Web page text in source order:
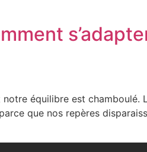
notre équilibre est chamboulé.
que nos repères